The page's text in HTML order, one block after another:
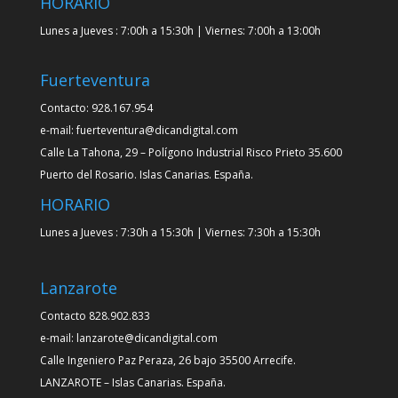
Lunes a Jueves : 7:00h a 15:30h | Viernes: 7:00h a 13:00h
Fuerteventura
Contacto: 928.167.954
e-mail: fuerteventura@dicandigital.com
Calle La Tahona, 29 – Polígono Industrial Risco Prieto 35.600
Puerto del Rosario. Islas Canarias. España.
HORARIO
Lunes a Jueves : 7:30h a 15:30h | Viernes: 7:30h a 15:30h
Lanzarote
Contacto 828.902.833
e-mail: lanzarote@dicandigital.com
Calle Ingeniero Paz Peraza, 26 bajo 35500 Arrecife.
LANZAROTE – Islas Canarias. España.